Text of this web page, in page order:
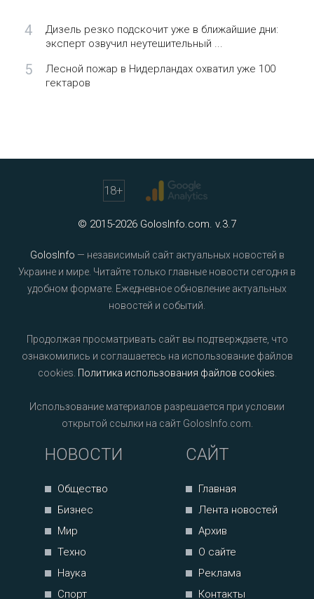
4
Дизель резко подскочит уже в ближайшие дни:
эксперт озвучил неутешительный ...
5
Лесной пожар в Нидерландах охватил уже 100
гектаров
18+
© 2015-2026 GolosInfo.com. v.3.7
GolosInfo — независимый сайт актуальных новостей в
Украине и мире. Читайте только главные новости сегодня в
удобном формате. Ежедневное обновление актуальных
новостей и событий.
Продолжая просматривать сайт вы подтверждаете, что
ознакомились и соглашаетесь на использование файлов
cookies. Политика использования файлов cookies
Использование материалов разрешается при условии
открытой ссылки на сайт GolosInfo.com.
НОВОСТИ
Общество
Бизнес
Мир
Техно
Наука
Спорт
САЙТ
Главная
Лента новостей
Архив
О сайте
Реклама
Контакты